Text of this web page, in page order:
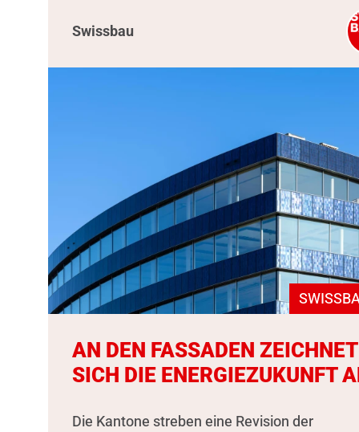
Swissbau
AN DEN FASSADEN ZEICHNET
SICH DIE ENERGIEZUKUNFT
Die Kantone streben eine Revision der